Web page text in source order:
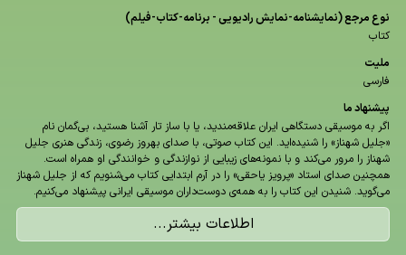
نوع مرجع (نمایشنامه-نمایش رادیویی - برنامه-كتاب-فیلم)
کتاب
ملیت
فارسی
پیشنهاد ما
اگر به موسیقی دستگاهی ایران علاقه‌مندید، یا با ساز تار آشنا هستید، بی‌گمان نام
«جلیل شهناز» را شنیده‌اید. این کتاب صوتی، با صدای بهروز رضوی، زندگی هنری جلیل
شهناز را مرور می‌کند و با نمونه‌های زیبایی از نوازندگی و خوانندگی او همراه است.
همچنین صدای استاد «پرویز یاحقی» را در آرم ابتدایی کتاب می‌شنویم که از جلیل شهناز
می‌گوید. شنیدن این کتاب را به همه‌ی دوست‌داران موسیقی ایرانی پیشنهاد می‌کنیم.
اطلاعات بیشتر...